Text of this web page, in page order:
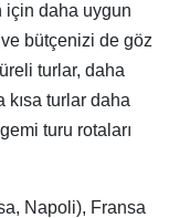
için daha uygun
bütçenizi de göz
turlar, daha
kısa turlar daha
turu rotaları
Napoli), Fransa